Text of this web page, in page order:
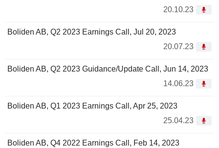
20.10.23
Boliden AB, Q2 2023 Earnings Call, Jul 20, 2023
20.07.23
Boliden AB, Q2 2023 Guidance/Update Call, Jun 14, 2023
14.06.23
Boliden AB, Q1 2023 Earnings Call, Apr 25, 2023
25.04.23
Boliden AB, Q4 2022 Earnings Call, Feb 14, 2023